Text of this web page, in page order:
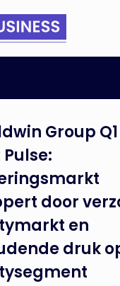
versnippert door
aanhoudende druk op
Group
door
en
druk